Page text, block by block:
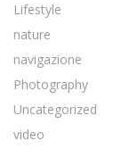
Lifestyle
nature
navigazione
Photography
Uncategorized
video